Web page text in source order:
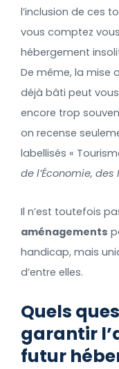
l’inclusion de ces
vous comptez
hébergement
De même, la mise
déjà bâti peut
encore trop
on recense
labellisés «
de l’Économie,
Il n’est toutefois
aménagements
handicap, mais
d’entre elles.
Quels
garantir
futur